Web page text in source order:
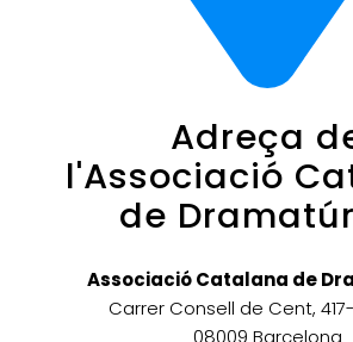
Adreça
l'Associació
de
Associació Catalana de
Carrer Consell de Cent, 417-
08009 Barcelona